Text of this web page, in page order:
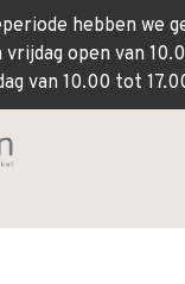
hebben we
vrijdag open van
van 10.00 tot